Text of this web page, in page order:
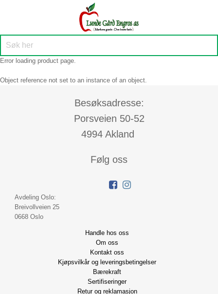
Error loading product page.
Object reference not set to an instance of an object.
Besøksadresse:
Porsveien 50-52
4994 Akland
Følg oss
Avdeling Oslo:
Breivollveien 25
0668 Oslo
Handle hos oss
Om oss
Kontakt oss
Kjøpsvilkår og leveringsbetingelser
Bærekraft
Sertifiseringer
Retur og reklamasjon